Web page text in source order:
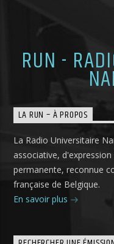
RUN -
LA RUN – À PROPOS
La Radio Universitaire
associative,
permanente, reconnue
française de Belgique.
En savoir plus